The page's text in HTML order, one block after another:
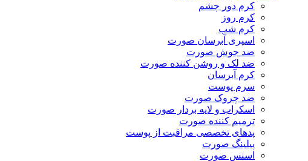
کرم دور چشم
کرم روز
کرم شب
اسپری آبرسان صورت
ضد جوش صورت
ضد لک و روشن کننده صورت
کرم آبرسان
سرم پوست
ضد چروک صورت
اسکراب و لایه بردار صورت
ترمیم کننده صورت
پدهای تخصصی مراقبت از پوست
پیلینگ صورت
اسنس صورت